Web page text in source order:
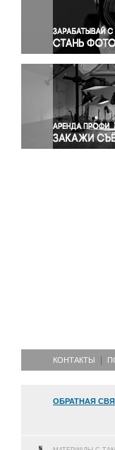
Религия
Светская
Спорт
Экология
Экономика
КОНТАКТЫ
ОБРАТНАЯ